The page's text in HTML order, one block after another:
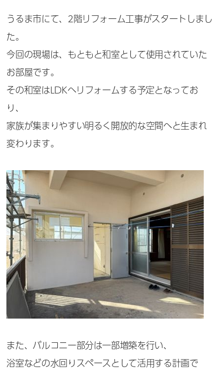
うるま市にて、2階リフォーム工事がスタートしまし
た。
今回の現場は、もともと和室として使用されていた
お部屋です。
その和室はLDKへリフォームする予定となってお
り、
家族が集まりやすい明るく開放的な空間へと生まれ
変わります。
また、バルコニー部分は一部増築を行い、
浴室などの水回りスペースとして活用する計画で